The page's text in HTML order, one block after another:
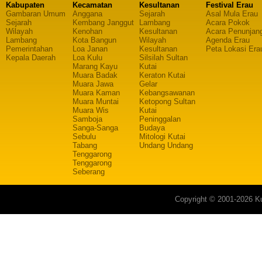
Kabupaten
Gambaran Umum
Sejarah
Wilayah
Lambang
Pemerintahan
Kepala Daerah
Kecamatan
Anggana
Kembang Janggut
Kenohan
Kota Bangun
Loa Janan
Loa Kulu
Marang Kayu
Muara Badak
Muara Jawa
Muara Kaman
Muara Muntai
Muara Wis
Samboja
Sanga-Sanga
Sebulu
Tabang
Tenggarong
Tenggarong
Seberang
Kesultanan
Sejarah
Lambang
Kesultanan
Wilayah
Kesultanan
Silsilah Sultan
Kutai
Keraton Kutai
Gelar
Kebangsawanan
Ketopong Sultan
Kutai
Peninggalan
Budaya
Mitologi Kutai
Undang Undang
Festival Erau
Asal Mula Erau
Acara Pokok
Acara
Agenda Erau
Peta Lokasi
Copyright © 2001-2026